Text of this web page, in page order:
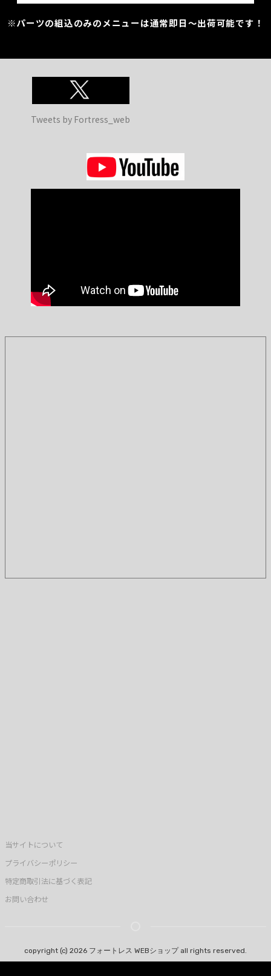
※パーツの組込のみのメニューは通常即日～出荷可能です！
Tweets by Fortress_web
当サイトについて
プライバシーポリシー
特定商取引法に基づく表記
お問い合わせ
copyright (c) 2026 フォートレス WEBショップ all rights reserved.